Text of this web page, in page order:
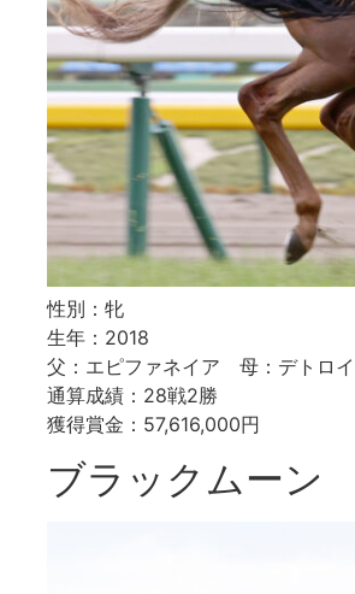
性別：牝
生年：2018
父：エピファネイア 母：デトロ
通算成績：28戦2勝
獲得賞金：57,616,000円
ブラックムーン